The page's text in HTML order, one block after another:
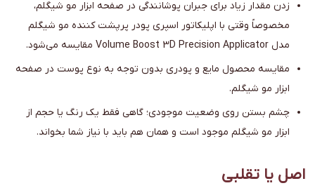
زدن مقدار زیاد برای جبران پوشانندگی در صفحه ابزار مو شیگلم،
مخصوصاً وقتی با اپلیکاتور اسپری پودر پرپشت کننده مو شیگلم
مدل Volume Boost 3D Precision Applicator مقایسه می‌شود.
مقایسه محصول مایع و پودری بدون توجه به نوع پوست در صفحه
ابزار مو شیگلم.
چشم بستن روی وضعیت موجودی؛ گاهی فقط یک رنگ یا حجم از
ابزار مو شیگلم موجود است و همان هم باید با نیاز شما بخواند.
اصل یا تقلبی